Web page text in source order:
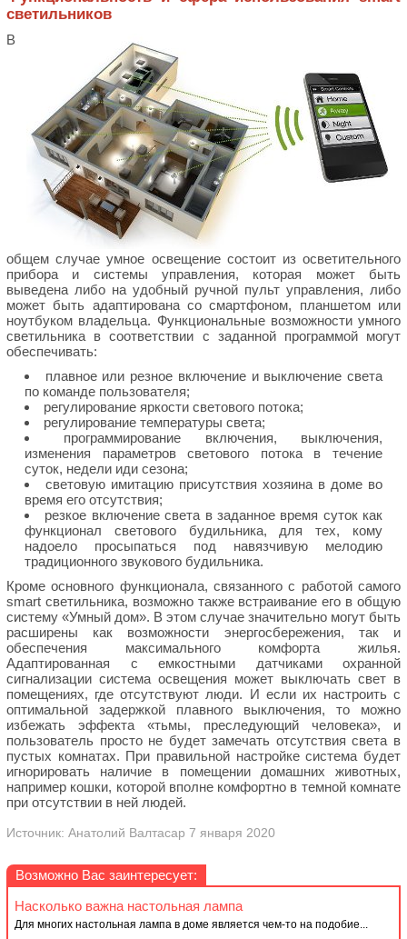
светильников
В
общем случае умное освещение состоит из осветительного
прибора и системы управления, которая может быть
выведена либо на удобный ручной пульт управления, либо
может быть адаптирована со смартфоном, планшетом или
ноутбуком владельца. Функциональные возможности умного
светильника в соответствии с заданной программой могут
обеспечивать:
плавное или резное включение и выключение света
по команде пользователя;
регулирование яркости светового потока;
регулирование температуры света;
программирование включения, выключения,
изменения параметров светового потока в течение
суток, недели иди сезона;
световую имитацию присутствия хозяина в доме во
время его отсутствия;
резкое включение света в заданное время суток как
функционал светового будильника, для тех, кому
надоело просыпаться под навязчивую мелодию
традиционного звукового будильника.
Кроме основного функционала, связанного с работой самого
smart светильника, возможно также встраивание его в общую
систему «Умный дом». В этом случае значительно могут быть
расширены как возможности энергосбережения, так и
обеспечения максимального комфорта жилья.
Адаптированная с емкостными датчиками охранной
сигнализации система освещения может выключать свет в
помещениях, где отсутствуют люди. И если их настроить с
оптимальной задержкой плавного выключения, то можно
избежать эффекта «тьмы, преследующий человека», и
пользователь просто не будет замечать отсутствия света в
пустых комнатах. При правильной настройке система будет
игнорировать наличие в помещении домашних животных,
например кошки, которой вполне комфортно в темной комнате
при отсутствии в ней людей.
Источник: Анатолий Валтасар 7 января 2020
Возможно Вас заинтересует:
Насколько важна настольная лампа
Для многих настольная лампа в доме является чем-то на подобие...